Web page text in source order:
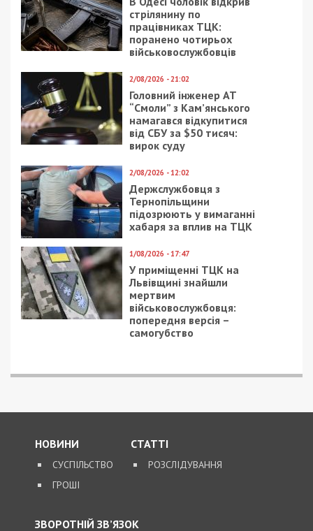
Читайте також
Предыдущая статья:
Як оформити інвалідність особам, які
перебувають за кордоном, під час дії
воєнного стану в Україні
Следующая статья:
Як на даний момент українці
переживають війну: соціологія
СУСПІЛЬСТВО
9/02/2021 - 14:00 27/04/2018 - 15:01